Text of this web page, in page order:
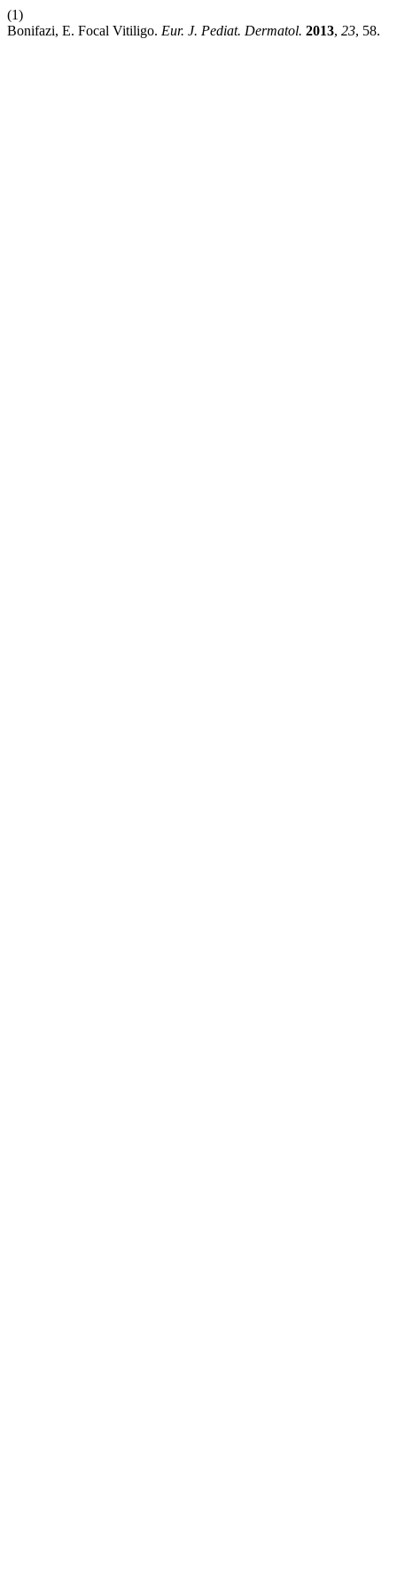
(1)
Bonifazi, E. Focal Vitiligo. Eur. J. Pediat. Dermatol. 2013, 23, 58.